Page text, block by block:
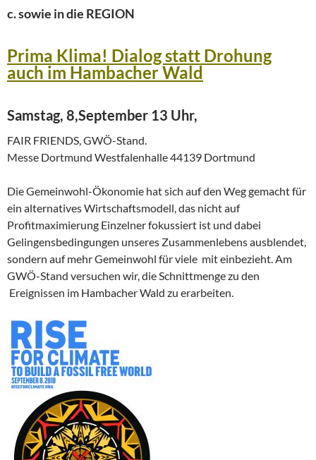
c. sowie in die REGION
Prima Klima! Dialog statt Drohung
auch im Hambacher Wald
Samstag, 8,September 13 Uhr,
FAIR FRIENDS, GWÖ-Stand.
Messe Dortmund Westfalenhalle 44139 Dortmund
Die Gemeinwohl-Ökonomie hat sich auf den Weg gemacht für
ein alternatives Wirtschaftsmodell, das nicht auf
Profitmaximierung Einzelner fokussiert ist und dabei
Gelingensbedingungen unseres Zusammenlebens ausblendet,
sondern auf mehr Gemeinwohl für viele mit einbezieht. Am
GWÖ-Stand versuchen wir, die Schnittmenge zu den
Ereignissen im Hambacher Wald zu erarbeiten.